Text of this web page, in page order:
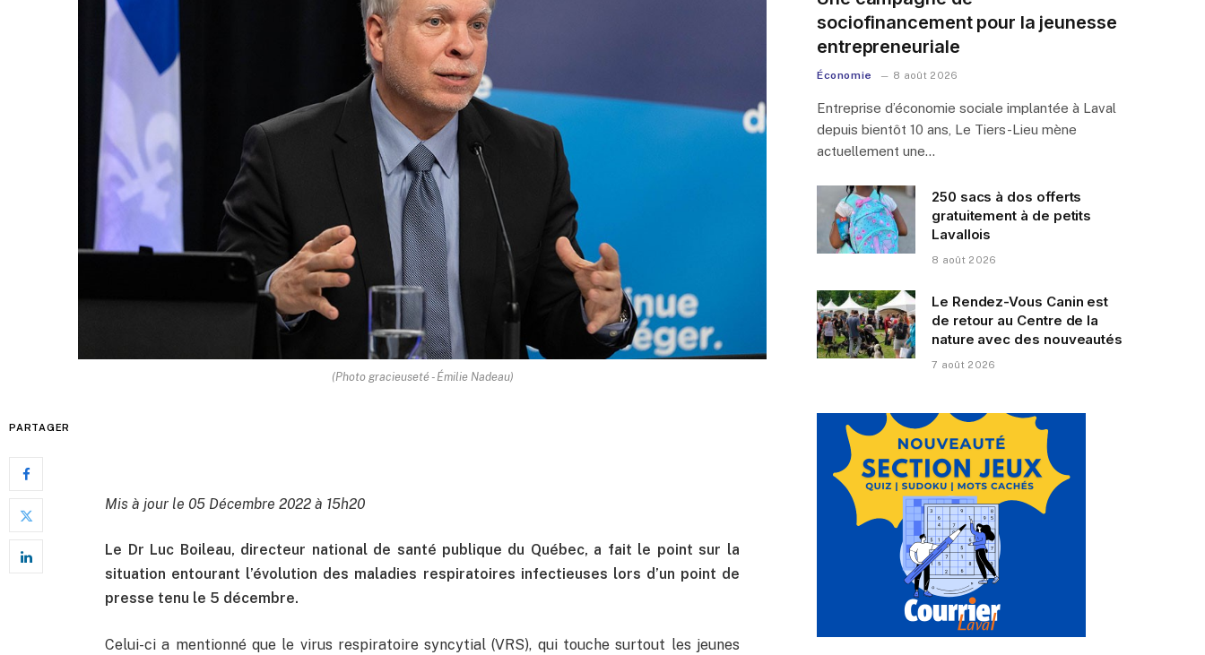
(Photo gracieuseté - Émilie Nadeau)
PARTAGER
Mis à jour le 05 Décembre 2022 à 15h20
Le Dr Luc Boileau, directeur national de santé publique du Québec, a fait le point sur la
situation entourant l’évolution des maladies respiratoires infectieuses lors d’un point de
presse tenu le 5 décembre.
Celui-ci a mentionné que le virus respiratoire syncytial (VRS), qui touche surtout les jeunes
sociofinancement pour la jeunesse
entrepreneuriale
Économie 8 août 2026
Entreprise d’économie sociale implantée à Laval
depuis bientôt 10 ans, Le Tiers-Lieu mène
actuellement une…
250 sacs à dos offerts
gratuitement à de petits
Lavallois
8 août 2026
Le Rendez-Vous Canin est
de retour au Centre de la
nature avec des nouveautés
7 août 2026